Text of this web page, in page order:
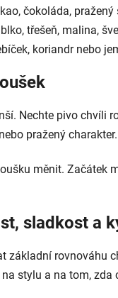
čokoláda,
třešeň, malina,
koriandr nebo
Nechte pivo chvíli
pražený charakter.
měnit. Začátek
sladkost a
základní rovnováhu
stylu a na tom, zda